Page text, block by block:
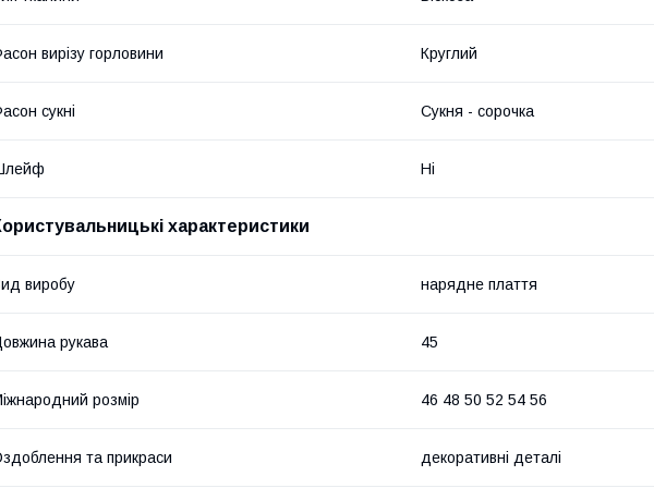
вирізу горловини Круглий
сукні Сукня - сорочка
Ні
характеристики
виробу нарядне плаття
рукава 45
розмір 46 48 50 52 54 56
та прикраси декоративні деталі